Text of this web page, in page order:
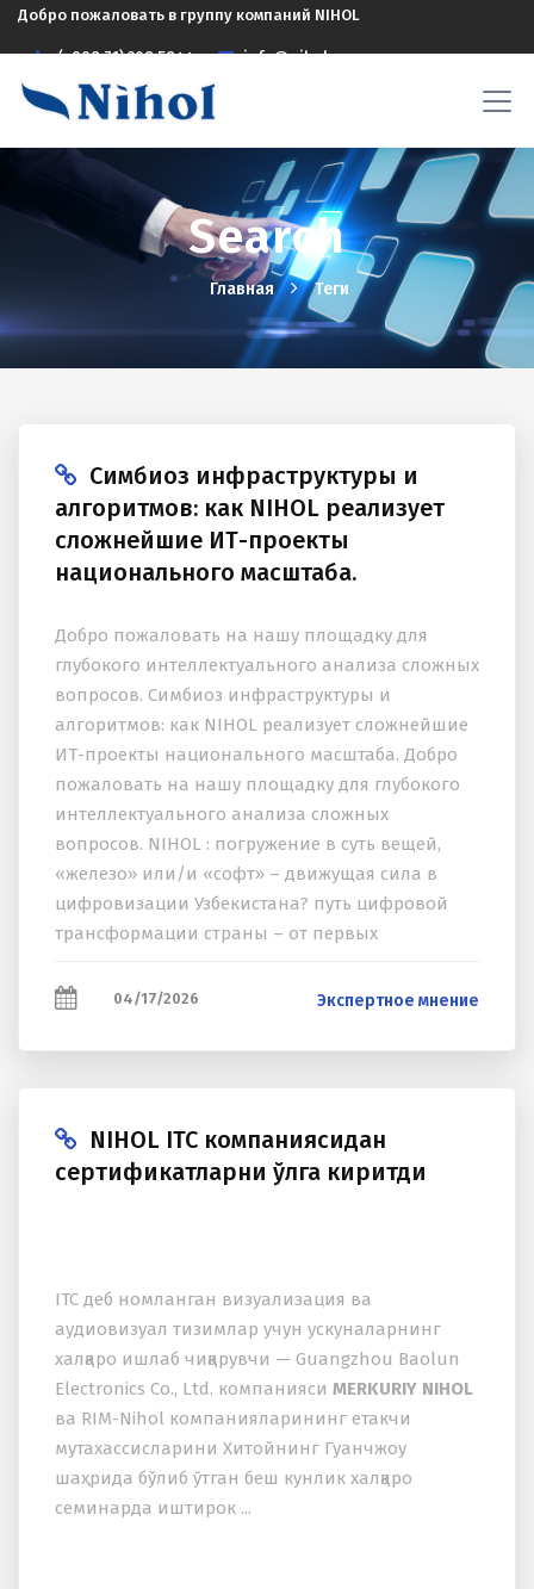
Добро пожаловать в группу компаний NIHOL
(+998 71) 208 5844 info@nihol.uz
Search
Главная Теги
Симбиоз инфраструктуры и
алгоритмов: как NIHOL реализует
сложнейшие ИТ-проекты
национального масштаба.
Добро пожаловать на нашу площадку для
глубокого интеллектуального анализа сложных
вопросов. Симбиоз инфраструктуры и
алгоритмов: как NIHOL реализует сложнейшие
ИТ-проекты национального масштаба. Добро
пожаловать на нашу площадку для глубокого
интеллектуального анализа сложных
вопросов. NIHOL : погружение в суть вещей,
«железо» или/и «софт» – движущая сила в
цифровизации Узбекистана? путь цифровой
трансформации страны – от первых
Искусственного Интеллекта...
04/17/2026 Экспертное мнение
NIHOL ITC компаниясидан
сертификатларни қўлга киритди
ITC деб номланган визуализация ва
аудиовизуал тизимлар учун ускуналарнинг
халқаро ишлаб чиқарувчи — Guangzhou Baolun
Electronics Co., Ltd. компанияси MERKURIY NIHOL
ва RIM-Nihol компанияларининг етакчи
мутахассисларини Хитойнинг Гуанчжоу
шаҳрида бўлиб ўтган беш кунлик халқаро
семинарда иштирок ...